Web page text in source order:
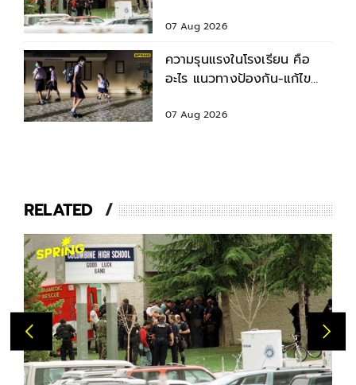
07 Aug 2026
ความรุนแรงในโรงเรียน คือ
อะไร แนวทางป้องกัน-แก้ไข
07 Aug 2026
RELATED